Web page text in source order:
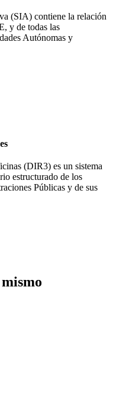
(SIA) contiene la relación
y de todas las
Autónomas y
(DIR3) es un sistema
estructurado de los
Públicas y de sus